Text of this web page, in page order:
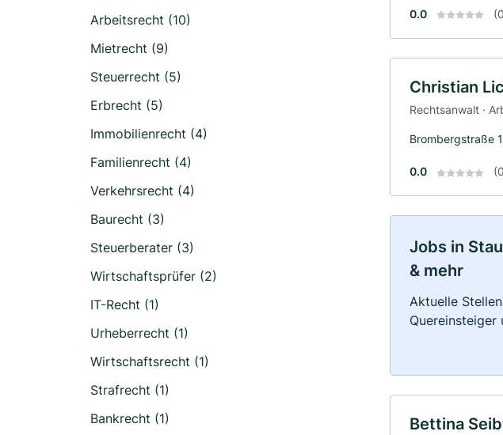
Arbeitsrecht (10)
Mietrecht (9)
Steuerrecht (5)
Erbrecht (5)
Immobilienrecht (4)
Familienrecht (4)
Verkehrsrecht (4)
Baurecht (3)
Steuerberater (3)
Wirtschaftsprüfer (2)
IT-Recht (1)
Urheberrecht (1)
Wirtschaftsrecht (1)
Strafrecht (1)
Bankrecht (1)
0.0
Christian
Rechtsanwalt ·
Brombergstraße
0.0
Jobs in
& mehr
Aktuelle
Quereinsteiger
Bettina